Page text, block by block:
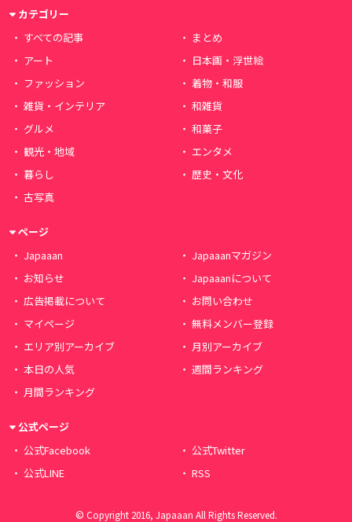
カテゴリー
すべての記事
まとめ
アート
日本画・浮世絵
ファッション
着物・和服
雑貨・インテリア
和雑貨
グルメ
和菓子
観光・地域
エンタメ
暮らし
歴史・文化
古写真
ページ
Japaaan
Japaaanマガジン
お知らせ
Japaaanについて
広告掲載について
お問い合わせ
マイページ
無料メンバー登録
エリア別アーカイブ
月別アーカイブ
本日の人気
週間ランキング
月間ランキング
公式ページ
公式Facebook
公式Twitter
公式LINE
RSS
© Copyright 2016, Japaaan All Rights Reserved.